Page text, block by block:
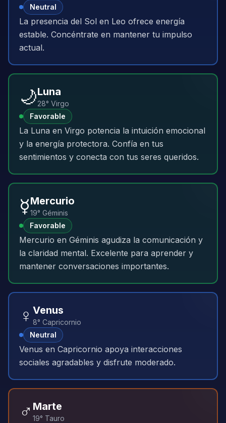
Neutral
La presencia del Sol en Leo ofrece energía
estable. Concéntrate en mantener tu impulso
actual.
🌙Luna
28° Virgo
Favorable
La Luna en Virgo potencia la intuición emocional
y la energía protectora. Confía en tus
sentimientos y conecta con tus seres queridos.
☿️Mercurio
19° Géminis
Favorable
Mercurio en Géminis agudiza la comunicación y
la claridad mental. Excelente para aprender y
mantener conversaciones importantes.
♀️ Venus
8° Capricornio
Neutral
Venus en Capricornio apoya interacciones
sociales agradables y disfrute moderado.
♂️ Marte
19° Tauro